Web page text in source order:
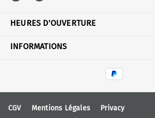
HEURES D'OUVERTURE
INFORMATIONS
CGV Mentions Légales
Privacy